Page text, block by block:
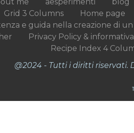
Grid 3 Columns Home page
e guida nella creazione di
Privacy Policy &
Recipe Index 4
@2024 - Tutti i diritti riservati.